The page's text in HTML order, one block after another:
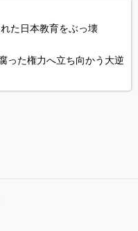
た日本教育をぶっ壊
った権力へ立ち向かう大逆